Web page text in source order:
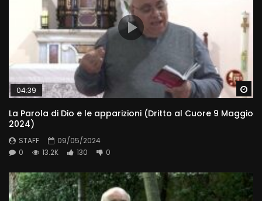
04:39
La Parola di Dio e le apparizioni (Dritto al Cuore 9 Maggio
2024)
STAFF
09/05/2024
0
13.2K 130 0